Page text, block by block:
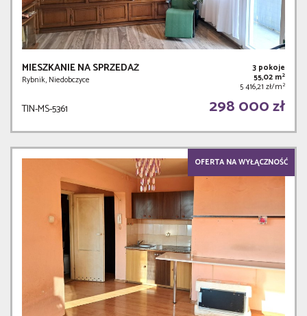
MIESZKANIE NA SPRZEDAŻ
Rybnik, Niedobczyce
3 pokoje
55,02 m2
5 416,21 zł/m2
TIN-MS-5361 298 000 zł
OFERTA NA WYŁĄCZNOŚĆ